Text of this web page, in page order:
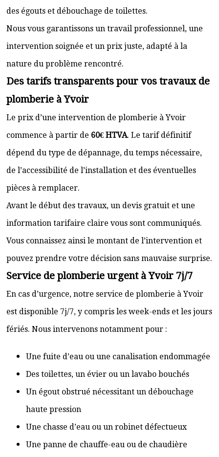
des égouts et débouchage de toilettes.
Nous vous garantissons un travail professionnel, une
intervention soignée et un prix juste, adapté à la
nature du problème rencontré.
Des tarifs transparents pour vos travaux de
plomberie à Yvoir
Le prix d’une intervention de plomberie à Yvoir
commence à partir de 60€ HTVA. Le tarif définitif
dépend du type de dépannage, du temps nécessaire,
de l’accessibilité de l’installation et des éventuelles
pièces à remplacer.
Avant le début des travaux, un devis gratuit et une
information tarifaire claire vous sont communiqués.
Vous connaissez ainsi le montant de l’intervention et
pouvez prendre votre décision sans mauvaise surprise.
Service de plomberie urgent à Yvoir 7j/7
En cas d’urgence, notre service de plomberie à Yvoir
est disponible 7j/7, y compris les week-ends et les jours
fériés. Nous intervenons notamment pour :
Une fuite d’eau ou une canalisation endommagée
Des toilettes, un évier ou un lavabo bouchés
Un égout obstrué nécessitant un débouchage
haute pression
Une chasse d’eau ou un robinet défectueux
Une panne de chauffe-eau ou de chaudière